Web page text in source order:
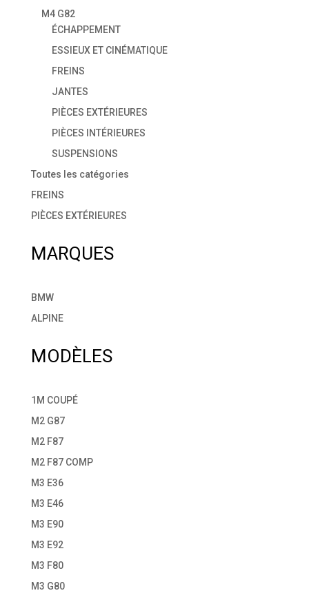
M4 G82
ÉCHAPPEMENT
ESSIEUX ET CINÉMATIQUE
FREINS
JANTES
PIÈCES EXTÉRIEURES
PIÈCES INTÉRIEURES
SUSPENSIONS
Toutes les catégories
FREINS
PIÈCES EXTÉRIEURES
MARQUES
BMW
ALPINE
MODÈLES
1M COUPÉ
M2 G87
M2 F87
M2 F87 COMP
M3 E36
M3 E46
M3 E90
M3 E92
M3 F80
M3 G80